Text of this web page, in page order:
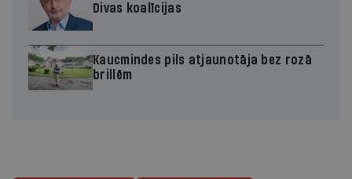
Divas koalīcijas
Kaucmindes pils atjaunotāja bez rozā
brillēm